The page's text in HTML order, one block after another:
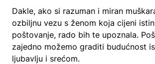
Dakle, ako si razuman i miran
ozbiljnu vezu s ženom koja cijeni
poštovanje, rado bih te upoznala.
zajedno možemo graditi budućnost
ljubavlju i srećom.